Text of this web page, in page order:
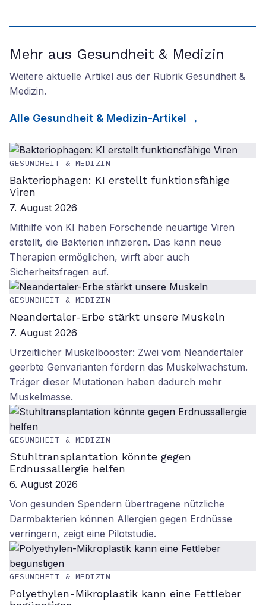
Mehr aus Gesundheit & Medizin
Weitere aktuelle Artikel aus der Rubrik Gesundheit &
Medizin.
Alle Gesundheit & Medizin-Artikel
GESUNDHEIT & MEDIZIN
Bakteriophagen: KI erstellt funktionsfähige
Viren
7. August 2026
Mithilfe von KI haben Forschende neuartige Viren
erstellt, die Bakterien infizieren. Das kann neue
Therapien ermöglichen, wirft aber auch
Sicherheitsfragen auf.
GESUNDHEIT & MEDIZIN
Neandertaler-Erbe stärkt unsere Muskeln
7. August 2026
Urzeitlicher Muskelbooster: Zwei vom Neandertaler
geerbte Genvarianten fördern das Muskelwachstum.
Träger dieser Mutationen haben dadurch mehr
Muskelmasse.
GESUNDHEIT & MEDIZIN
Stuhltransplantation könnte gegen
Erdnussallergie helfen
6. August 2026
Von gesunden Spendern übertragene nützliche
Darmbakterien können Allergien gegen Erdnüsse
verringern, zeigt eine Pilotstudie.
GESUNDHEIT & MEDIZIN
Polyethylen-Mikroplastik kann eine Fettleber